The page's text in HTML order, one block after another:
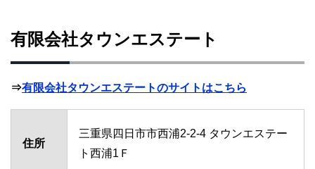
有限会社タウンエステート
⇒有限会社タウンエステートのサイトはこちら
住所
三重県四日市市西浦2-2-4 タウンエステー
ト西浦1Ｆ